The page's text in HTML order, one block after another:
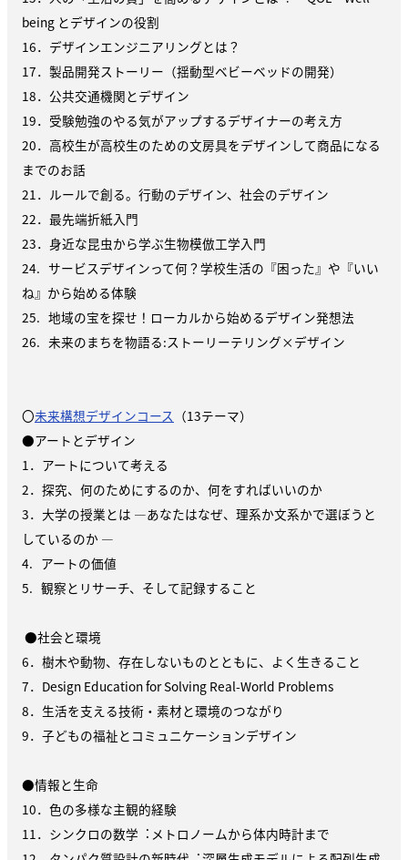
being とデザインの役割
16．デザインエンジニアリングとは？
17．製品開発ストーリー（揺動型ベビーベッドの開発）
18．公共交通機関とデザイン
19．受験勉強のやる気がアップするデザイナーの考え方
20．高校生が高校生のための文房具をデザインして商品になる
までのお話
21．ルールで創る。行動のデザイン、社会のデザイン
22．最先端折紙入門
23．身近な昆虫から学ぶ生物模倣工学入門
24. サービスデザインって何？学校生活の『困った』や『いい
ね』から始める体験
25. 地域の宝を探せ！ローカルから始めるデザイン発想法
26. 未来のまちを物語る:ストーリーテリング×デザイン
〇未来構想デザインコース （13テーマ）
●アートとデザイン
1．アートについて考える
2．探究、何のためにするのか、何をすればいいのか
3．⼤学の授業とは ―あなたはなぜ、理系か⽂系かで選ぼうと
しているのか ―
4. アートの価値
5. 観察とリサーチ、そして記録すること
●社会と環境
6．樹木や動物、存在しないものとともに、よく生きること
7．Design Education for Solving Real-World Problems
8．生活を支える技術・素材と環境のつながり
9．⼦どもの福祉とコミュニケーションデザイン
●情報と生命
10．⾊の多様な主観的経験
11．シンクロの数学︓メトロノームから体内時計まで